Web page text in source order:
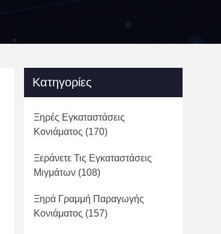
Κατηγορίες
Ξηρές Εγκαταστάσεις
Κονιάματος (170)
Ξεράνετε Τις Εγκαταστάσεις
Μιγμάτων (108)
Ξηρά Γραμμή Παραγωγής
Κονιάματος (157)